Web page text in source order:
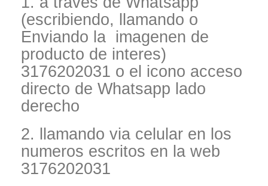
(escribiendo, llamando o
Enviando la imagenen de
producto de interes)
3176202031 o el icono acceso
directo de Whatsapp lado
derecho
2. llamando via celular en los
numeros escritos en la web
3176202031